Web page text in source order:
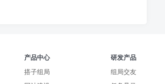
产品中心
搭子组局
研发产品
组局交友